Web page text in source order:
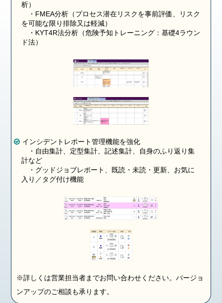
析）
・FMEA分析（プロセス潜在リスクを事前評価、リスク
を可能な限り排除又は軽減）
・KYT4R法分析（危険予知トレーニング：基礎4ラウン
ド法）
インシデントレポート管理機能を強化
・自由集計、定型集計、記述集計、自身のふり返り集
計など
・グッドジョブレポート、既読・未読・更新、お気に
入り／タグ付け機能
※詳しくは営業担当者までお問い合わせください。バージョ
ンアップのご相談も承ります。